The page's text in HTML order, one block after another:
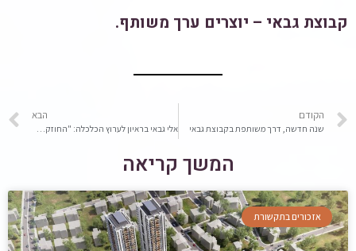
קבוצת גבאי – יוצרים ערך משותף.
הקודם
שנה חדשה, דרך משותפת בקבוצת גבאי
הבא
המשך קריאה
אזכורים בתקשורת